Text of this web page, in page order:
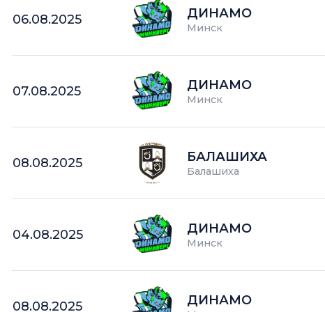
06.08.2025 ДИНАМО
Минск
07.08.2025 ДИНАМО
Минск
08.08.2025 БАЛАШИХА
Балашиха
04.08.2025 ДИНАМО
Минск
08.08.2025 ДИНАМО